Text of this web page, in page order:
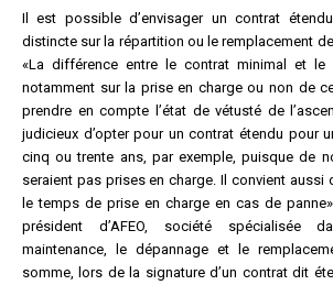
Il est possible d’envisager un contrat
distincte sur la répartition ou le remplacement
«La différence entre le contrat minimal et le
notamment sur la prise en charge ou non de
prendre en compte l’état de vétusté de
judicieux d’opter pour un contrat étendu pour
cinq ou trente ans, par exemple, puisque de
seraient pas prises en charge. Il convient aussi
le temps de prise en charge en cas de
président d’AFEO, société spécialisée
maintenance, le dépannage et le
somme, lors de la signature d’un contrat dit